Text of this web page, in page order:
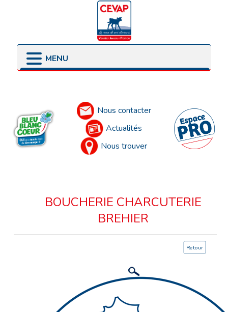
MENU
Nous contacter
Actualités
Nous trouver
BOUCHERIE CHARCUTERIE
BREHIER
Retour